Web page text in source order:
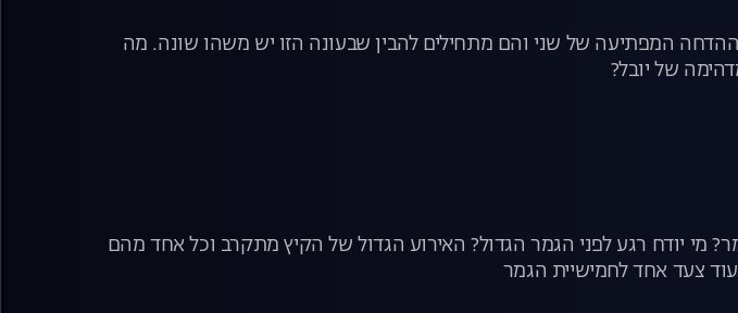
המפתיעה של שני והם מתחילים להבין שבעונה הזו יש משהו שונה. מה
של יובל?
מי יודח רגע לפני הגמר הגדול? האירוע הגדול של הקיץ מתקרב וכל אחד מהם
צעד אחד לחמישיית הגמר